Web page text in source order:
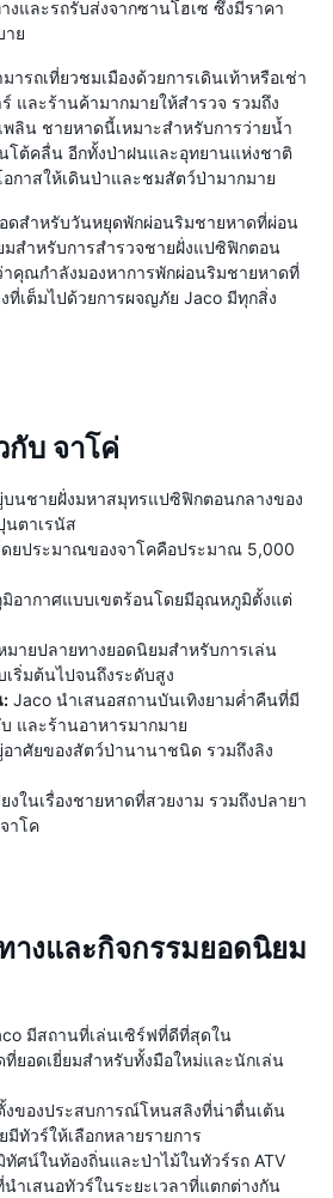
งและรถรับส่งจากซานโฮเซ ซึ่งมีราคา
าย
รถเที่ยวชมเมืองด้วยการเดินเท้าหรือเช่า
และร้านค้ามากมายให้สำรวจ รวมถึง
พลิน ชายหาดนี้เหมาะสำหรับการว่ายน้ำ
โต้คลื่น อีกทั้งป่าฝนและอุทยานแห่งชาติ
อกาสให้เดินป่าและชมสัตว์ป่ามากมาย
ดสำหรับวันหยุดพักผ่อนริมชายหาดที่ผ่อน
มสำหรับการสำรวจชายฝั่งแปซิฟิกตอน
าคุณกำลังมองหาการพักผ่อนริมชายหาดที่
ที่เต็มไปด้วยการผจญภัย Jaco มีทุกสิ่ง
กับ จาโค่
บนชายฝั่งมหาสมุทรแปซิฟิกตอนกลางของ
นตาเรนัส
ยประมาณของจาโคคือประมาณ 5,000
อากาศแบบเขตร้อนโดยมีอุณหภูมิตั้งแต่
มายปลายทางยอดนิยมสำหรับการเล่น
ริ่มต้นไปจนถึงระดับสูง
: Jaco นำเสนอสถานบันเทิงยามค่ำคืนที่มี
และร้านอาหารมากมาย
อาศัยของสัตว์ป่านานาชนิด รวมถึงลิง
งในเรื่องชายหาดที่สวยงาม รวมถึงปลายา
าโค
างและกิจกรรมยอดนิยม
มีสถานที่เล่นเซิร์ฟที่ดีที่สุดใน
ยอดเยี่ยมสำหรับทั้งมือใหม่และนักเล่น
งของประสบการณ์โหนสลิงที่น่าตื่นเต้น
ทัวร์ให้เลือกหลายรายการ
ทัศน์ในท้องถิ่นและป่าไม้ในทัวร์รถ ATV
ำเสนอทัวร์ในระยะเวลาที่แตกต่างกัน